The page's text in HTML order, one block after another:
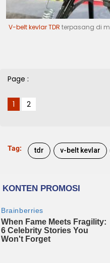
V-belt kevlar TDR terpasang di
Page :
1 2
Tag: tdr v-belt kevlar